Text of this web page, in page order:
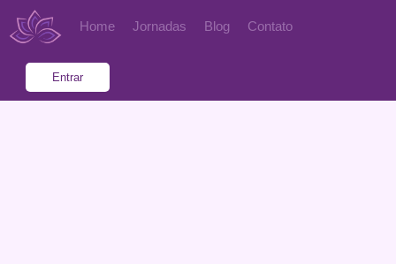
Home Jornadas Blog Contato
Entrar